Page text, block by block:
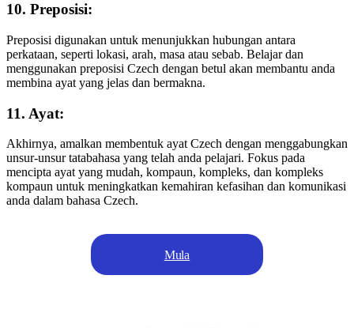
10. Preposisi:
Preposisi digunakan untuk menunjukkan hubungan antara
perkataan, seperti lokasi, arah, masa atau sebab. Belajar dan
menggunakan preposisi Czech dengan betul akan membantu anda
membina ayat yang jelas dan bermakna.
11. Ayat:
Akhirnya, amalkan membentuk ayat Czech dengan menggabungkan
unsur-unsur tatabahasa yang telah anda pelajari. Fokus pada
mencipta ayat yang mudah, kompaun, kompleks, dan kompleks
kompaun untuk meningkatkan kemahiran kefasihan dan komunikasi
anda dalam bahasa Czech.
Mula